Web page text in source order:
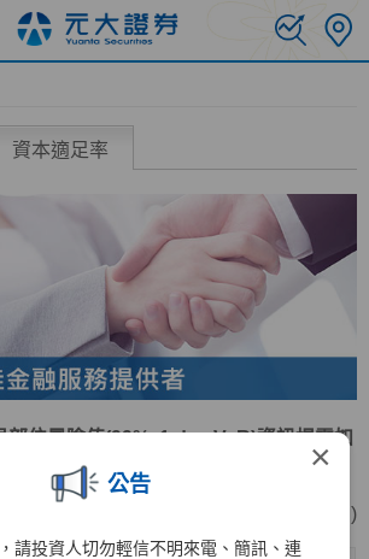
×
公告
請投資人切勿輕信不明來電、簡訊、連
資本適足率
部位風險值(99%, 1 day VaR)資訊揭露如
(單位:新台幣仟元 )